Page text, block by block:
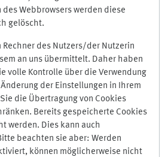
Webbrowsers werden diese
gelöscht.
Rechner des Nutzers/der Nutzerin
an uns übermittelt. Daher haben
volle Kontrolle über die Verwendung
der Einstellungen in Ihrem
die Übertragung von Cookies
Bereits gespeicherte Cookies
werden. Dies kann auch
beachten sie aber: Werden
können möglicherweise nicht